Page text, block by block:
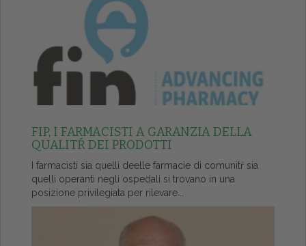
FIP, I FARMACISTI A GARANZIA DELLA
QUALITŔ DEI PRODOTTI
I farmacisti sia quelli deelle farmacie di comunitŕ sia
quelli operanti negli ospedali si trovano in una
posizione privilegiata per rilevare...